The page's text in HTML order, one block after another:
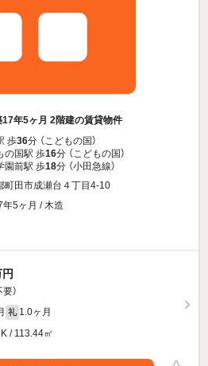
年5ヶ月 2階建の賃貸物件
歩36分 （こどもの国）
の国駅 歩16分 （こどもの国）
園前駅 歩18分 （小田急線）
町田市成瀬台４丁目4-10
年5ヶ月 / 木造
）
礼 1.0ヶ月
/ 113.44㎡